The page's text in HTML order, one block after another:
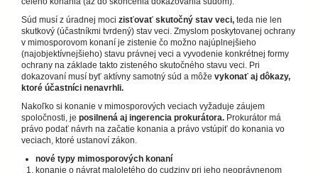
Súd musí z úradnej moci zisťovať skutočný stav veci, teda nie len
skutkový (účastníkmi tvrdený) stav veci. Zmyslom poskytovanej ochrany
v mimosporovom konaní je zistenie čo možno najúplnejšieho
(najobjektívnejšieho) stavu právnej veci a vyvodenie konkrétnej formy
ochrany na základe takto zisteného skutočného stavu veci. Pri
dokazovaní musí byť aktívny samotný súd a môže vykonať aj dôkazy,
ktoré účastníci nenavrhli.
Nakoľko si konanie v mimosporových veciach vyžaduje záujem
spoločnosti, je posilnená aj ingerencia prokurátora. Prokurátor má
právo podať návrh na začatie konania a právo vstúpiť do konania vo
veciach, ktoré ustanoví zákon.
nové typy mimosporových konaní
konanie o návrat maloletého do cudziny pri jeho neoprávnenom